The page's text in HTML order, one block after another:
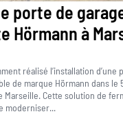
porte de
Hörmann à
réalisé l’installation d’une
de marque Hörmann dans le
Marseille. Cette solution de
moderniser...